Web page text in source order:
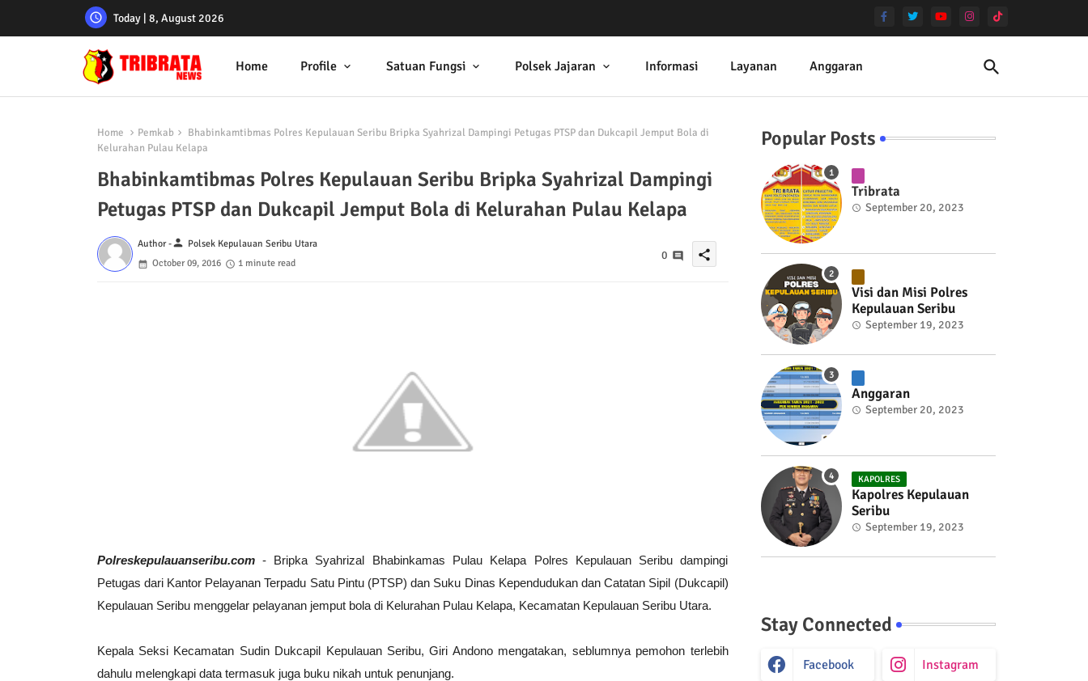
Today | 8, August 2026
Home Profile Satuan Fungsi Polsek Jajaran Informasi Layanan Anggaran
Home Pemkab
Bhabinkamtibmas Polres Kepulauan Seribu Bripka Syahrizal Dampingi Petugas PTSP dan Dukcapil Jemput Bola di
Kelurahan Pulau Kelapa
Bhabinkamtibmas Polres Kepulauan Seribu Bripka Syahrizal Dampingi
Petugas PTSP dan Dukcapil Jemput Bola di Kelurahan Pulau Kelapa
Author -person Polsek Kepulauan Seribu Utara
October 09, 2016
1 minute read
0 share
Polreskepulauanseribu.com- Bripka Syahrizal Bhabinkamas Pulau Kelapa Polres Kepulauan Seribu dampingi
Petugas dari Kantor Pelayanan Terpadu Satu Pintu (PTSP) dan Suku Dinas Kependudukan dan Catatan Sipil (Dukcapil)
Kepulauan Seribu menggelar pelayanan jemput bola di Kelurahan Pulau Kelapa, Kecamatan Kepulauan Seribu Utara.
Kepala Seksi Kecamatan Sudin Dukcapil Kepulauan Seribu, Giri Andono mengatakan, seblumnya pemohon terlebih
dahulu melengkapi data termasuk juga buku nikah untuk penunjang.
Popular Posts
Tribrata
September 20, 2023
Visi dan Misi Polres
Kepulauan Seribu
September 19, 2023
Anggaran
September 20, 2023
KAPOLRES
Kapolres Kepulauan
Seribu
September 19, 2023
Stay Connected
Facebook Instagram